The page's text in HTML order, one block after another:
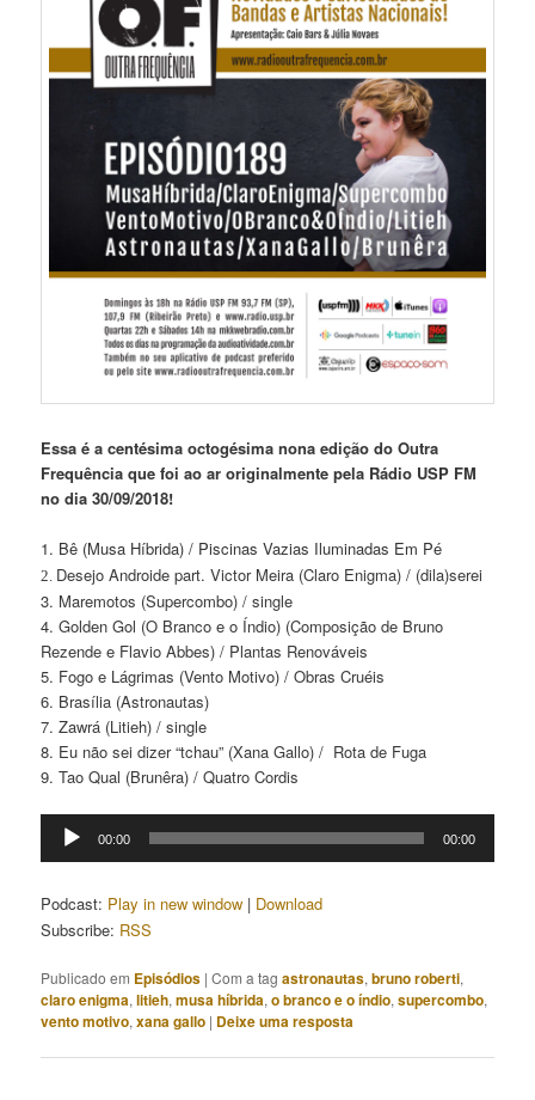
Essa é a centésima octogésima nona edição do Outra
Frequência que foi ao ar originalmente pela Rádio USP FM
no dia 30/09/2018!
1. Bê (Musa Híbrida) / Piscinas Vazias Iluminadas Em Pé
2. Desejo Androide part. Victor Meira (Claro Enigma) / (dila)serei
3. Maremotos (Supercombo) / single
4. Golden Gol (O Branco e o Índio) (Composição de Bruno
Rezende e Flavio Abbes) / Plantas Renováveis
5. Fogo e Lágrimas (Vento Motivo) / Obras Cruéis
6. Brasília (Astronautas)
7. Zawrá (Litieh) / single
8. Eu não sei dizer “tchau” (Xana Gallo) / Rota de Fuga
9. Tao Qual (Brunêra) / Quatro Cordis
Tocador
00:00 00:00
Podcast: Play in new window | Download
Subscribe: RSS
Publicado em Episódios |Com a tagastronautas,bruno roberti,
claro enigma,litieh,musa híbrida,o branco e o índio,supercombo,
vento motivo,xana gallo | Deixe uma resposta